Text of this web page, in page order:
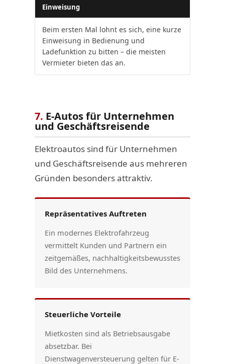
Einweisung
Beim ersten Mal lohnt es sich, eine kurze
Einweisung in Bedienung und
Ladefunktion zu bitten – die meisten
Vermieter bieten das an.
7. E-Autos für Unternehmen
und Geschäftsreisende
Elektroautos sind für Unternehmen
und Geschäftsreisende aus mehreren
Gründen besonders attraktiv.
Repräsentatives Auftreten
Ein modernes Elektrofahrzeug
vermittelt Kunden und Partnern ein
zeitgemäßes, nachhaltigkeitsbewusstes
Bild des Unternehmens.
Steuerliche Vorteile
Mietkosten sind als Betriebsausgabe
absetzbar. Bei
Dienstwagenversteuerung gelten für E-